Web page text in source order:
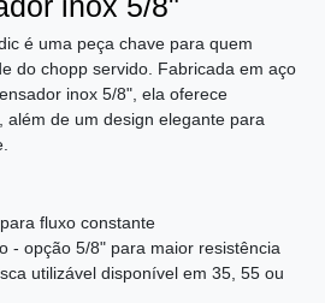
é uma peça chave para quem
do chopp servido. Fabricada em aço
inox 5/8", ela oferece
além de um design elegante para
fluxo constante
- opção 5/8" para maior resistência
utilizável disponível em 35, 55 ou